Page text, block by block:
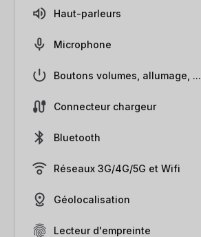
Haut-parleurs
Microphone
Boutons volumes, allumage, ...
Connecteur chargeur
Bluetooth
Réseaux 3G/4G/5G et Wifi
Géolocalisation
Lecteur d'empreinte